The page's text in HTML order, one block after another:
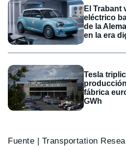
El Trabant
eléctrico
de la
en la era
Tesla
fábrica
GWh
Fuente | Transportation